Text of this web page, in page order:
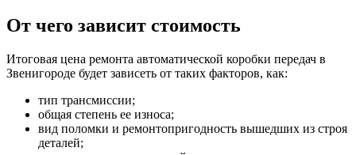
От чего зависит стоимость
Итоговая цена ремонта автоматической коробки передач в
Звенигороде будет зависеть от таких факторов, как:
тип трансмиссии;
общая степень ее износа;
вид поломки и ремонтопригодность вышедших из строя
деталей;